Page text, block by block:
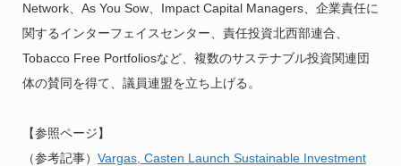
Network、As You Sow、Impact Capital Managers、企業責任に
関するインターフェイスセンター、責任投資北西部連合、
Tobacco Free Portfoliosなど、複数のサステナブル投資関連団
体の賛同を得て、議員連盟を立ち上げる。
【参照ページ】
（参考記事） Vargas, Casten Launch Sustainable Investment